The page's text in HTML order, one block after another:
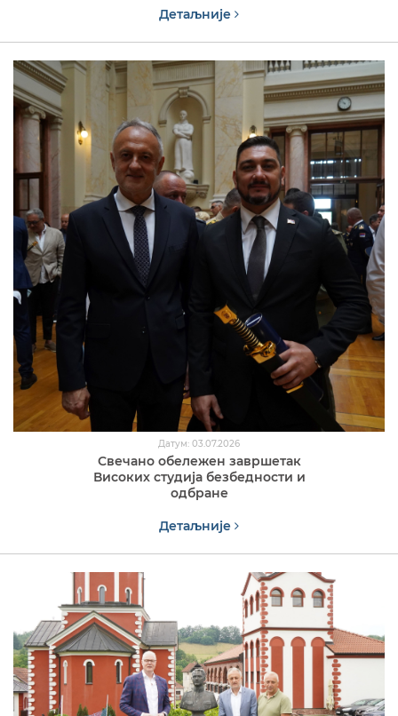
Детаљније
Датум: 03.07.2026
Свечано обележен завршетак
Високих студија безбедности и
одбране
Детаљније